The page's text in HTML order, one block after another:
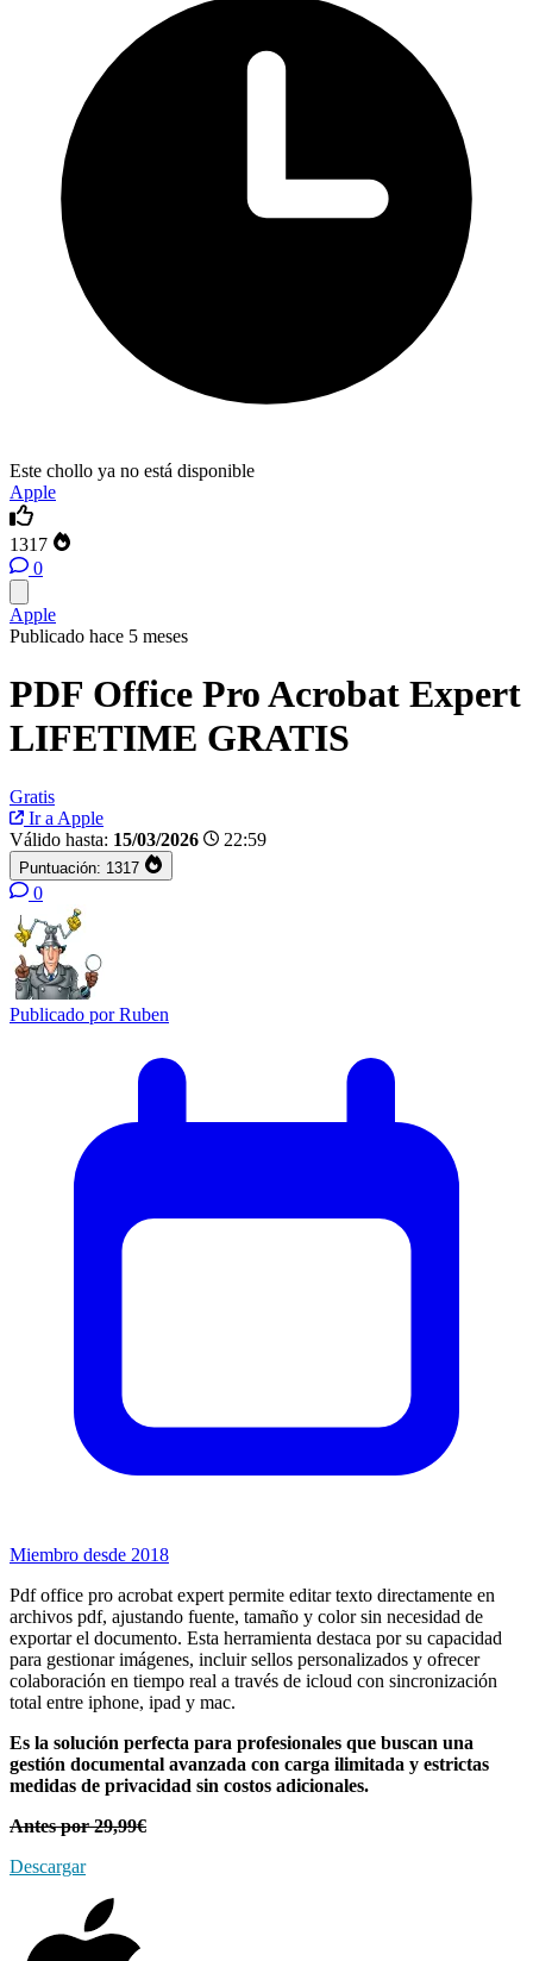
Este chollo ya no está disponible
Apple
1317
0
Apple
Publicado hace 5 meses
PDF Office Pro Acrobat Expert
LIFETIME GRATIS
Gratis
Ir a Apple
Válido hasta: 15/03/2026 22:59
Puntuación: 1317
0
Publicado porRuben
Miembro desde 2018
Pdf office pro acrobat expert permite editar texto directamente en
archivos pdf, ajustando fuente, tamaño y color sin necesidad de
exportar el documento. Esta herramienta destaca por su capacidad
para gestionar imágenes, incluir sellos personalizados y ofrecer
colaboración en tiempo real a través de icloud con sincronización
total entre iphone, ipad y mac.
Es la solución perfecta para profesionales que buscan una
gestión documental avanzada con carga ilimitada y estrictas
medidas de privacidad sin costos adicionales.
Antes por 29,99€
Descargar